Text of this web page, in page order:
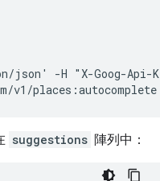
json' -H "X-Goog-Api-
suggestions 陣列中：